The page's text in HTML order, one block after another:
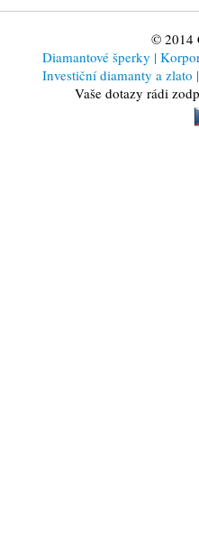
© 2014
Diamantové šperky |
Investiční diamanty a zlato |
Vaše dotazy rádi